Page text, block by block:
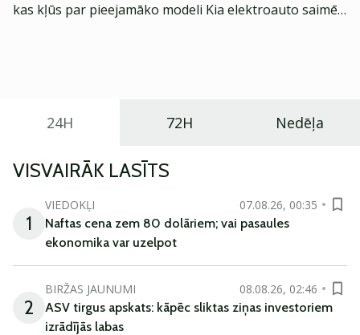
kas kļūs par pieejamāko modeli Kia elektroauto saimē
24H 72H Nedēļa
VISVAIRĀK LASĪTS
1
VIEDOKĻI
07.08.26, 00:35
Naftas cena zem 80 dolāriem; vai pasaules
ekonomika var uzelpot
2
BIRŽAS JAUNUMI
08.08.26, 02:46
ASV tirgus apskats: kāpēc sliktas ziņas investoriem
izrādījās labas